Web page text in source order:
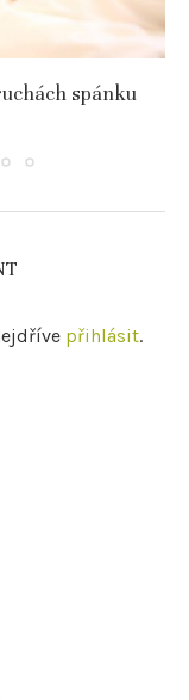
spánku
přihlásit.